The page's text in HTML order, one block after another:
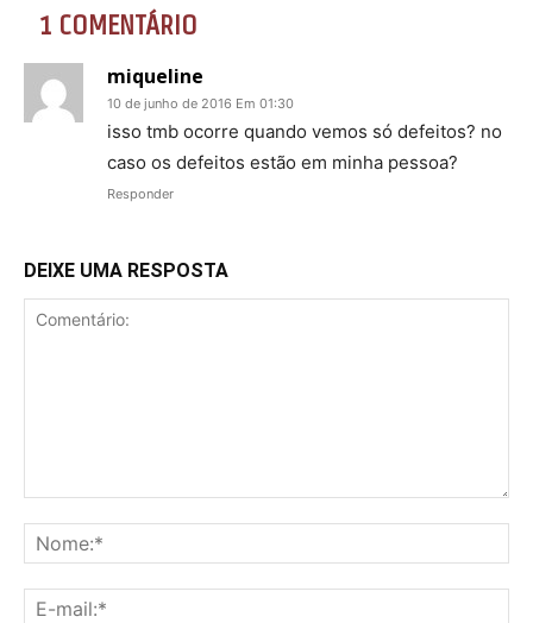
1 COMENTÁRIO
miqueline
10 de junho de 2016 Em 01:30
isso tmb ocorre quando vemos só defeitos? no
caso os defeitos estão em minha pessoa?
Responder
DEIXE UMA RESPOSTA